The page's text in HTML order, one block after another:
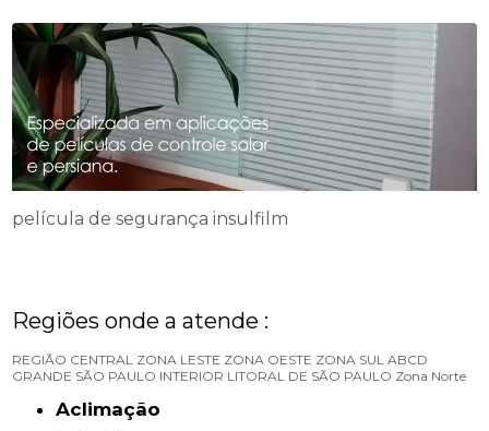
película de segurança insulfilm
Regiões onde a atende :
REGIÃO CENTRAL ZONA LESTE ZONA OESTE ZONA SUL ABCD
GRANDE SÃO PAULO INTERIOR LITORAL DE SÃO PAULO Zona Norte
Aclimação